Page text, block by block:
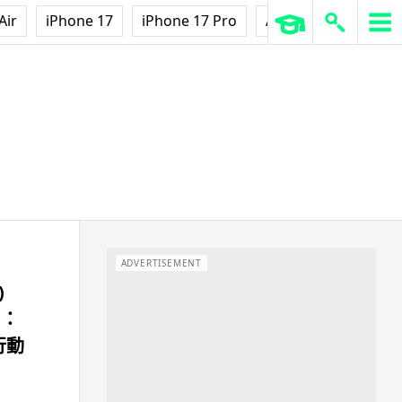
iPhone 17 iPhone 17 Pro AirPods Pro 3
動
ADVERTISEMENT